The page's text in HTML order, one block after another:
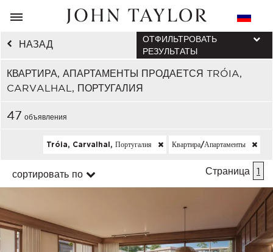
НАЗАД
КВАРТИРА, АПАРТАМЕНТЫ ПРОДАЕТСЯ TRÓIA,
CARVALHAL, ПОРТУГАЛИЯ
ОТФИЛЬТРОВАТЬ
РЕЗУЛЬТАТЫ
47 объявления
Tróia, Carvalhal, Португалия Квартира/апартаменты
сортировать по Страница 1